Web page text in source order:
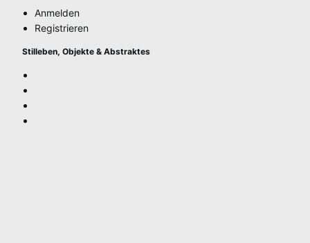
Anmelden
Registrieren
Stilleben, Objekte & Abstraktes